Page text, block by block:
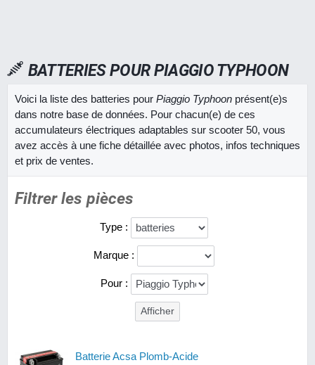
BATTERIES POUR PIAGGIO TYPHOON
Voici la liste des batteries pour Piaggio Typhoon présent(e)s
dans notre base de données. Pour chacun(e) de ces
accumulateurs électriques adaptables sur scooter 50, vous
avez accès à une fiche détaillée avec photos, infos techniques
et prix de ventes.
Filtrer les pièces
Type :
Marque :
Pour :
Batterie Acsa Plomb-Acide